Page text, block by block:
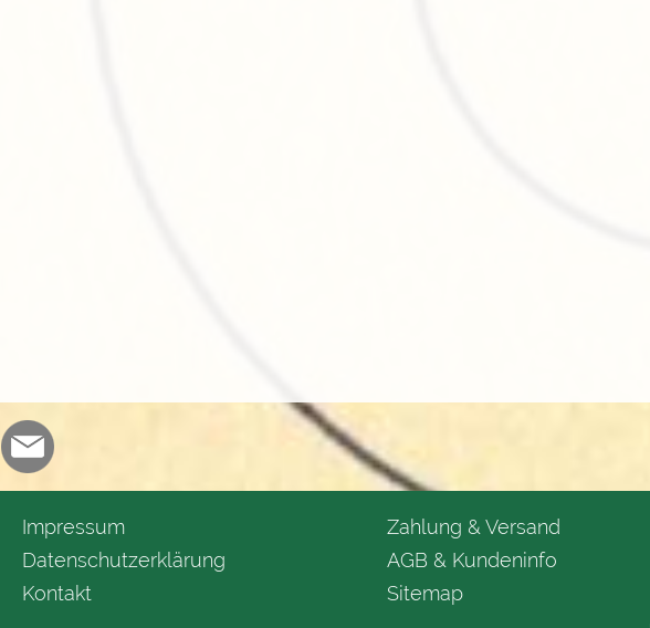
Impressum
Datenschutzerklärung
Kontakt
Zahlung & Versand
AGB & Kundeninfo
Sitemap